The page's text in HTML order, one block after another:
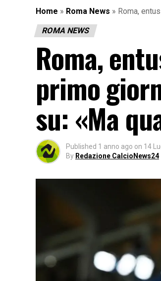
Home » Roma News » Roma,
ROMA NEWS
Roma,
primo
su: «Ma
Published 1 anno ago on 14
By Redazione CalcioNews24